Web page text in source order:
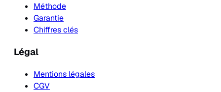
Méthode
Garantie
Chiffres clés
Légal
Mentions légales
CGV